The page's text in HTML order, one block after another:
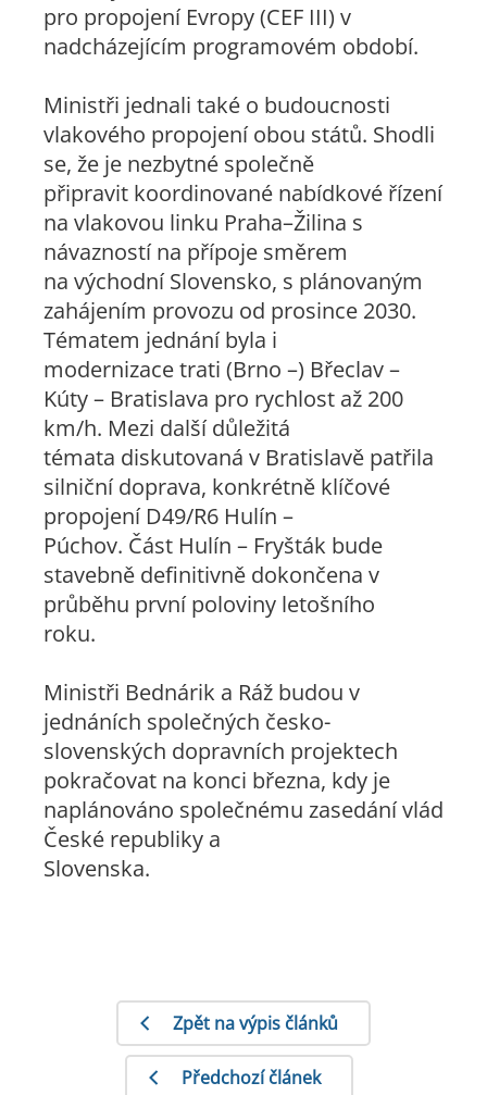
pro propojení Evropy (CEF III) v
nadcházejícím programovém období.
Ministři jednali také o budoucnosti
vlakového propojení obou států. Shodli
se, že je nezbytné společně
připravit koordinované nabídkové řízení
na vlakovou linku Praha–Žilina s
návazností na přípoje směrem
na východní Slovensko, s plánovaným
zahájením provozu od prosince 2030.
Tématem jednání byla i
modernizace trati (Brno –) Břeclav –
Kúty – Bratislava pro rychlost až 200
km/h. Mezi další důležitá
témata diskutovaná v Bratislavě patřila
silniční doprava, konkrétně klíčové
propojení D49/R6 Hulín –
Púchov. Část Hulín – Fryšták bude
stavebně definitivně dokončena v
průběhu první poloviny letošního
roku.
Ministři Bednárik a Ráž budou v
jednáních společných česko-
slovenských dopravních projektech
pokračovat na konci března, kdy je
naplánováno společnému zasedání vlád
České republiky a
Slovenska.
Zpět na výpis článků
Předchozí článek